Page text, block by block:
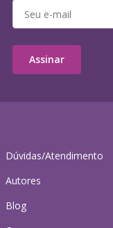
Dúvidas/Atendimento
Autores
Blog
Assinar